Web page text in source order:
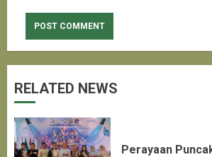
RELATED NEWS
Perayaan